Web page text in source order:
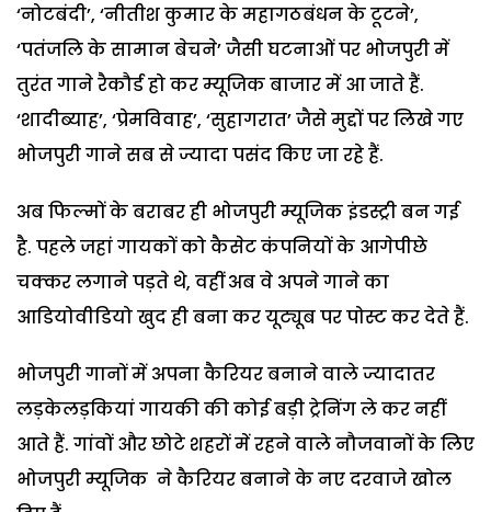
‘नोटबंदी’, ‘नीतीश कुमार के महागठबंधन के टूटने’,
‘पतंजलि के सामान बेचने’ जैसी घटनाओं पर भोजपुरी में
तुरंत गाने रैकौर्ड हो कर म्यूजिक बाजार में आ जाते हैं.
‘शादीब्याह’, ‘प्रेमविवाह’, ‘सुहागरात’ जैसे मुद्दों पर लिखे गए
भोजपुरी गाने सब से ज्यादा पसंद किए जा रहे हैं.
अब फिल्मों के बराबर ही भोजपुरी म्यूजिक इंडस्ट्री बन गई
है. पहले जहां गायकों को कैसेट कंपनियों के आगेपीछे
चक्कर लगाने पड़ते थे, वहीं अब वे अपने गाने का
आडियोवीडियो खुद ही बना कर यूट्यूब पर पोस्ट कर देते हैं.
भोजपुरी गानों में अपना कैरियर बनाने वाले ज्यादातर
लड़केलड़कियां गायकी की कोई बड़ी ट्रेनिंग ले कर नहीं
आते हैं. गांवों और छोटे शहरों में रहने वाले नौजवानों के लिए
भोजपुरी म्यूजिक ने कैरियर बनाने के नए दरवाजे खोल